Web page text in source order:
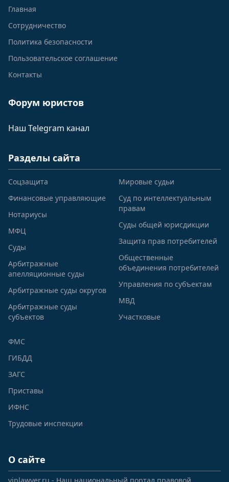
Главная
Сотрудничество
Политика безопасности
Пользовательское соглашение
Контакты
Форум юристов
Наш Telegram канал
Разделы сайта
Соцзащита
Финансовые управляющие
Нотариусы
МФЦ
Суды
Арбитражные
апелляционные суды
Арбитражные суды округов
Арбитражные суды
субъектов
Мировые судьи
Суд по интеллектуальным
правам
Суды общей юрисдикции
Защита прав потребителей
Общественные
объединения потребителей
Управления по субъектам
МВД
Участковые
ФМС
ГИБДД
ЗАГС
Приставы
ИФНС
Трудовые инспекции
О сайте